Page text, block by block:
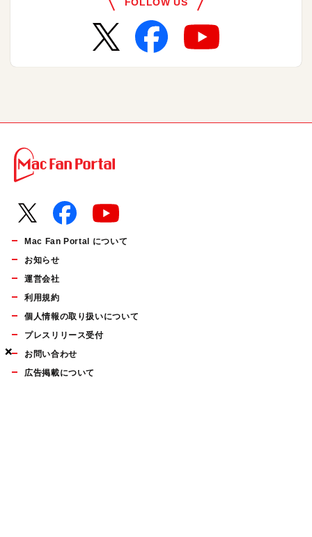
×
×
×
FOLLOW US
Mac Fan Portal について
お知らせ
運営会社
利用規約
個人情報の取り扱いについて
プレスリリース受付
お問い合わせ
広告掲載について